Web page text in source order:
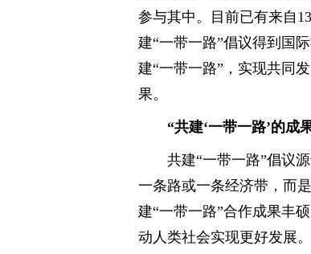
参与其中。目前已有来自
建“一带一路”倡议得到国
建“一带一路”，实现共同
果。
“共建‘一带一路’的成
共建“一带一路”倡议
一条路或一条经济带，而
建“一带一路”合作成果丰
动人类社会实现更好发展。